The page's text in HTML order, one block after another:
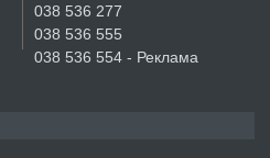
НА МЕБЕЛИ.
038 536 277
038 536 555
038 536 554 - Реклама